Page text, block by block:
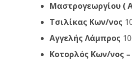
Μαστρογεωργίου (
Τσιλίκας Κων/νος
Αγγελής Λάμπρος
Κοτορλός Κων/νος –